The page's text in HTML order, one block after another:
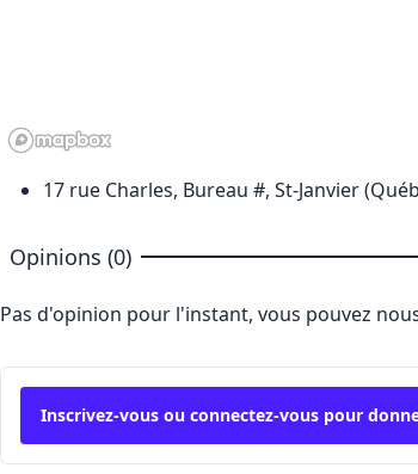
17 rue Charles, Bureau #, St-Janvier
Opinions (0)
Pas d'opinion pour l'instant, vous pouvez
Inscrivez-vous ou connectez-vous pour